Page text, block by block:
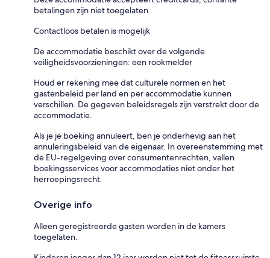
betalingen zijn niet toegelaten
Contactloos betalen is mogelijk
De accommodatie beschikt over de volgende
veiligheidsvoorzieningen: een rookmelder
Houd er rekening mee dat culturele normen en het
gastenbeleid per land en per accommodatie kunnen
verschillen. De gegeven beleidsregels zijn verstrekt door de
accommodatie.
Als je je boeking annuleert, ben je onderhevig aan het
annuleringsbeleid van de eigenaar. In overeenstemming met
de EU-regelgeving over consumentenrechten, vallen
boekingsservices voor accommodaties niet onder het
herroepingsrecht.
Overige info
Alleen geregistreerde gasten worden in de kamers
toegelaten.